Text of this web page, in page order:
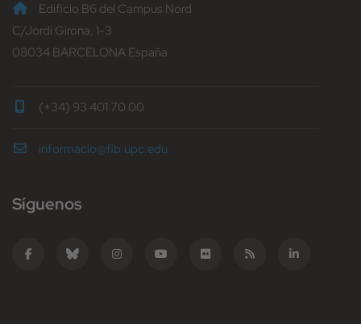
Edificio B6 del Campus Nord
C/Jordi Girona, 1-3
08034 BARCELONA España
(+34) 93 401 70 00
informacio@fib.upc.edu
Síguenos